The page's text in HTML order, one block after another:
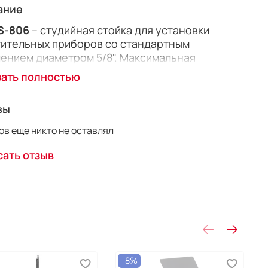
806– студийная стойка для установки
приборов со стандартным
диаметром 5/8". Максимальная
6 кг, максимальная высота 256 см,
высота 109 см. Вес стойки 2,015 кг. Для
полностью
еще никто не оставлял
отзыв
-8%